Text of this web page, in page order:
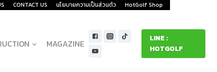
CONTACT US นโยบายความเป็นส่วนตัว HotGolf Shop
MAGAZINE
LINE :
HOTGOLF